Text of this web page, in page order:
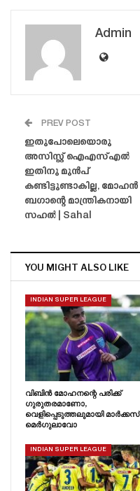
Admin
PREV POST
ഇതുപോലെയൊരു
അസിസ്റ്റ് ഐഎസ്എൽ
ഇതിനു മുൻപ്
കണ്ടിട്ടുണ്ടാകില്ല, മോഹൻ
ബഗാന്റെ മാന്ത്രികനായി
സഹൽ | Sahal
YOU MIGHT ALSO LIKE
INDIAN SUPER LEAGUE
വിബിൻ മോഹനന്റെ പരിക്ക്
ഗുരുതരമാണോ,
വെളിപ്പെടുത്തലുമായി മാർക്കസ്
മെർഗുലാവോ
INDIAN SUPER LEAGUE